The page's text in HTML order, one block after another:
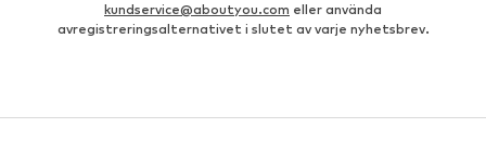
kundservice@aboutyou.com eller använda
avregistreringsalternativet i slutet av varje nyhetsbrev.